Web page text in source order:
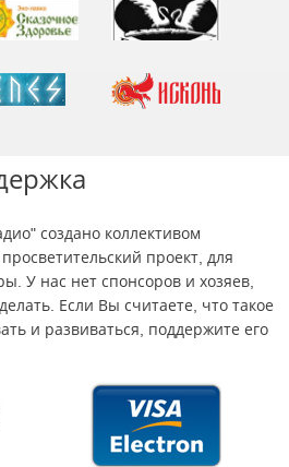
создано коллективом
проект, для
У нас нет спонсоров и хозяев,
Если Вы считаете, что такое
и развиваться, поддержите его